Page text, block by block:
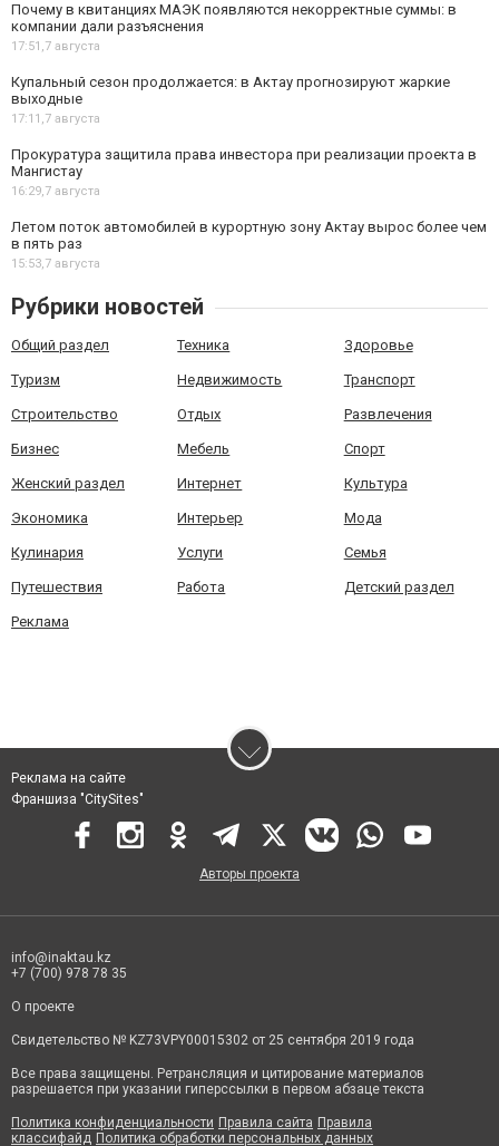
Почему в квитанциях МАЭК появляются некорректные суммы: в
компании дали разъяснения
17:51,7 августа
Купальный сезон продолжается: в Актау прогнозируют жаркие
выходные
17:11,7 августа
Прокуратура защитила права инвестора при реализации проекта в
Мангистау
16:29,7 августа
Летом поток автомобилей в курортную зону Актау вырос более чем
в пять раз
15:53,7 августа
Рубрики новостей
Общий раздел Техника Здоровье
Туризм Недвижимость Транспорт
Строительство Отдых Развлечения
Бизнес Мебель Спорт
Женский раздел Интернет Культура
Экономика Интерьер Мода
Кулинария Услуги Семья
Путешествия Работа Детский раздел
Реклама
Реклама на сайте
Франшиза "CitySites"
Авторы проекта
info@inaktau.kz
+7 (700) 978 78 35
О проекте
Свидетельство № KZ73VPY00015302 от 25 сентября 2019 года
Все права защищены. Ретрансляция и цитирование материалов
разрешается при указании гиперссылки в первом абзаце текста
Политика конфиденциальности Правила сайта Правила
классифайд Политика обработки персональных данных